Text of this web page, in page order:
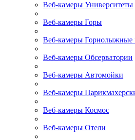
Веб-камеры Университеты
Веб-камеры Горы
Веб-камеры Горнолыжные
Веб-камеры Обсерватории
Веб-камеры Автомойки
Веб-камеры
Веб-камеры Космос
Веб-камеры Отели